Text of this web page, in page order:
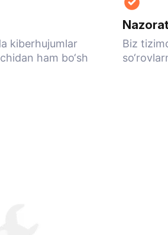
kiberhujumlar
ham bo‘sh
Biz